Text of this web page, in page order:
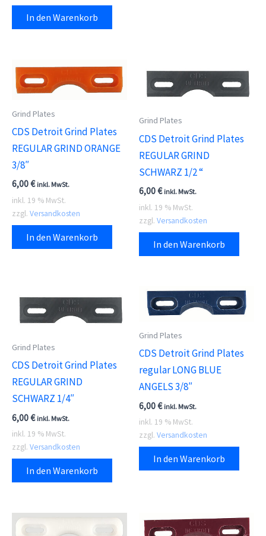
In den Warenkorb
Grind Plates
CDS Detroit Grind Plates
REGULAR GRIND ORANGE
3/8″
6,00€ inkl. MwSt.
inkl. 19 % MwSt.
zzgl. Versandkosten
In den Warenkorb
Grind Plates
CDS Detroit Grind Plates
REGULAR GRIND
SCHWARZ 1/2 “
6,00€ inkl. MwSt.
inkl. 19 % MwSt.
zzgl. Versandkosten
In den Warenkorb
Grind Plates
CDS Detroit Grind Plates
REGULAR GRIND
SCHWARZ 1/4″
6,00€ inkl. MwSt.
inkl. 19 % MwSt.
zzgl. Versandkosten
In den Warenkorb
Grind Plates
CDS Detroit Grind Plates
regular LONG BLUE
ANGELS 3/8″
6,00€ inkl. MwSt.
inkl. 19 % MwSt.
zzgl. Versandkosten
In den Warenkorb